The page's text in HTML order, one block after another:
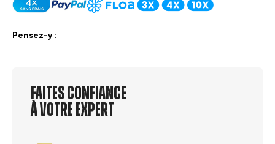
Pensez-y :
Faites confiance
à votre expert